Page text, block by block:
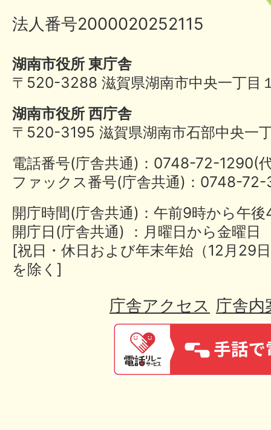
法人番号2000020252115
湖南市役所 東庁舎
〒520-3288 滋賀県湖南市中央一丁目
湖南市役所 西庁舎
〒520-3195 滋賀県湖南市石部中央一
電話番号(庁舎共通)：0748-72-
ファックス番号(庁舎共通)：0748-
開庁時間(庁舎共通)：午前9時から午
開庁日(庁舎共通) ：月曜日から金曜日
[祝日・休日および年末年始（12月29
を除く]
庁舎アクセス 庁舎内